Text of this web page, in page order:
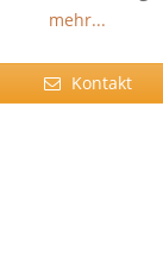
mehr...
Kontakt